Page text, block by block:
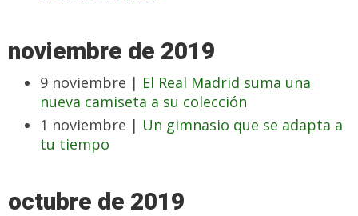
noviembre de 2019
9 noviembre | El Real Madrid suma una
nueva camiseta a su colección
1 noviembre | Un gimnasio que se adapta a
tu tiempo
octubre de 2019